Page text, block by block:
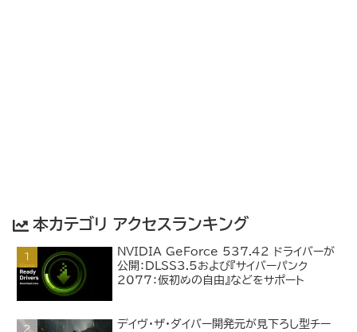
本カテゴリ アクセスランキング
NVIDIA GeForce 537.42 ドライバーが
公開：DLSS3.5および『サイバーパンク
2077：仮初めの自由』などをサポート
デイヴ・ザ・ダイバー開発元が見下ろし型チー